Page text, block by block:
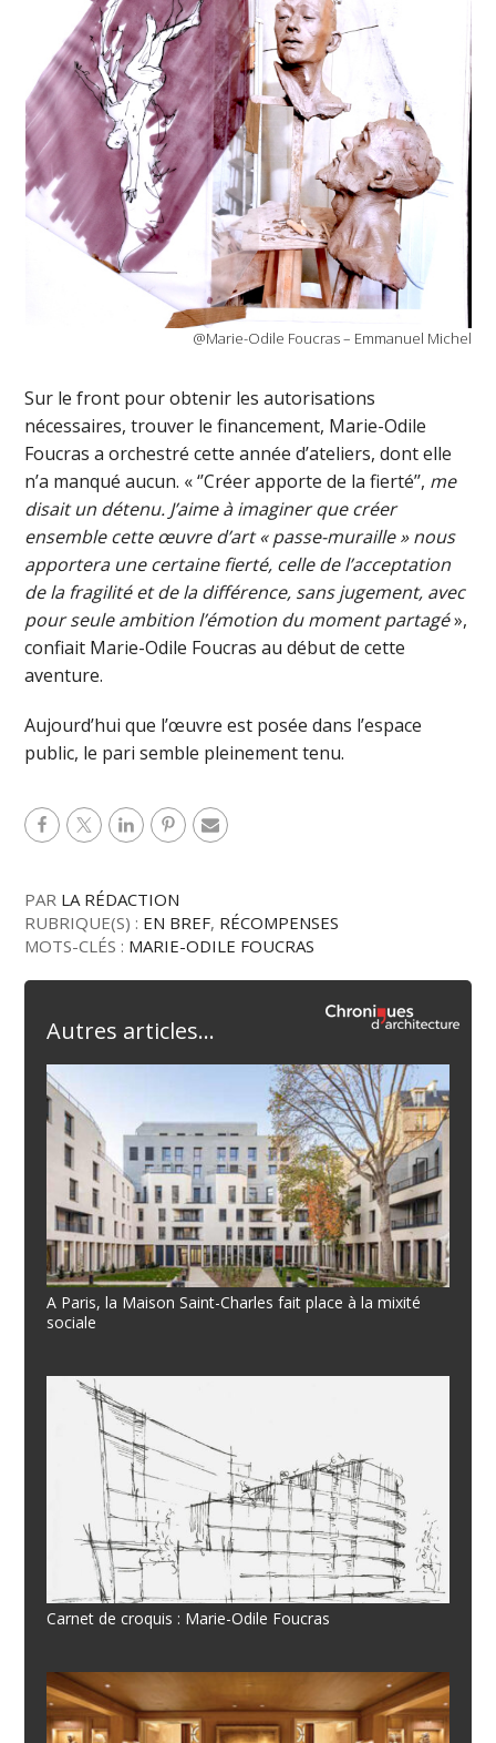
@Marie-Odile Foucras – Emmanuel Michel
Sur le front pour obtenir les autorisations
nécessaires, trouver le financement, Marie-Odile
Foucras a orchestré cette année d’ateliers, dont elle
n’a manqué aucun. « ‘’Créer apporte de la fierté’’, me
disait un détenu. J’aime à imaginer que créer
ensemble cette œuvre d’art « passe-muraille » nous
apportera une certaine fierté, celle de l’acceptation
de la fragilité et de la différence, sans jugement, avec
pour seule ambition l’émotion du moment partagé»,
confiait Marie-Odile Foucras au début de cette
aventure.
Aujourd’hui que l’œuvre est posée dans l’espace
public, le pari semble pleinement tenu.
PAR LA RÉDACTION
RUBRIQUE(S) : EN BREF, RÉCOMPENSES
MOTS-CLÉS : MARIE-ODILE FOUCRAS
Autres articles...
A Paris, la Maison Saint-Charles fait place à la mixité
sociale
Carnet de croquis : Marie-Odile Foucras